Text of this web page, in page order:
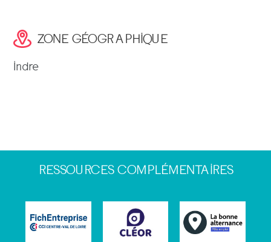
ZONE GÉOGRAPHIQUE
Indre
RESSOURCES COMPLÉMENTAIRES